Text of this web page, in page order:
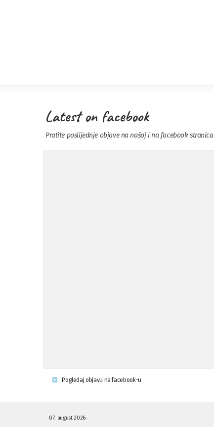
Latest on facebook
Pratite poslijednje objave na našoj i na facebook
Pogledaj objavu na facebook-u
07. august 2026